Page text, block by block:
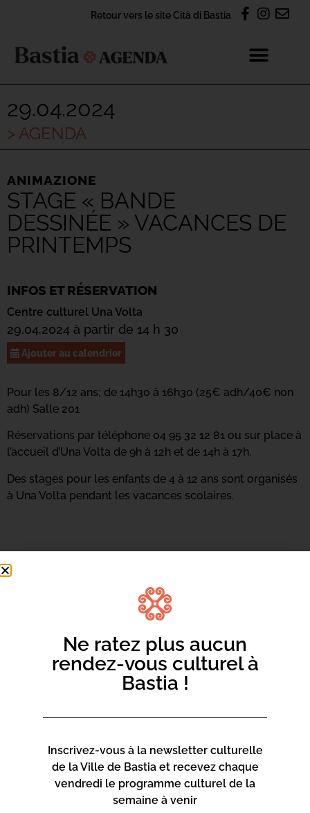
Retour vers le site Cità di Bastia
29.04.2024
> AGENDA
ANIMAZIONE
STAGE « BANDE
DESSINÉE » VACANCES DE
PRINTEMPS
INFOS ET RÉSERVATION
Centre culturel Una Volta
29.04.2024 à partir de 14 h 30
Ajouter au calendrier
Pour les 8/12 ans; de 14h30 à 16h30 (25€ adh/40€ non
adh) Salle 201
Réservations par téléphone 04 95 32 12 81 ou sur place à
l’accueil d’Una Volta de 9h à 12h et de 14h à 17h.
Des stages pour les enfants de 4 à 12 ans sont organisés
à Una Volta pendant les vacances scolaires.
Ne ratez plus aucun
rendez-vous culturel à
Bastia !
Inscrivez-vous à la newsletter culturelle
de la Ville de Bastia et recevez chaque
vendredi le programme culturel de la
semaine à venir